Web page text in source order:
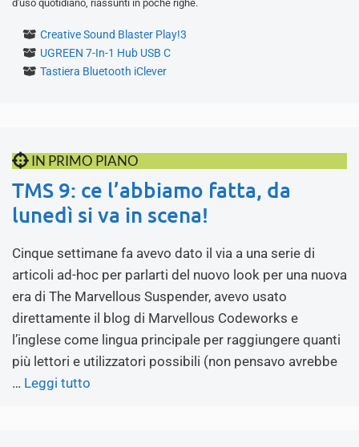
d'uso quotidiano, riassunti in poche righe.
Creative Sound Blaster Play!3
UGREEN 7-In-1 Hub USB C
Tastiera Bluetooth iClever
IN PRIMO PIANO
TMS 9: ce l’abbiamo fatta, da
lunedì si va in scena!
Cinque settimane fa avevo dato il via a una serie di
articoli ad-hoc per parlarti del nuovo look per una nuova
era di The Marvellous Suspender, avevo usato
direttamente il blog di Marvellous Codeworks e
l’inglese come lingua principale per raggiungere quanti
più lettori e utilizzatori possibili (non pensavo avrebbe
… Leggi tutto